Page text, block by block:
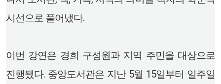
시선으로 풀어냈다.
이번 강연은 경희 구성원과 지역 주민을 대상으로
진행됐다. 중앙도서관은 지난 5월 15일부터 일주일